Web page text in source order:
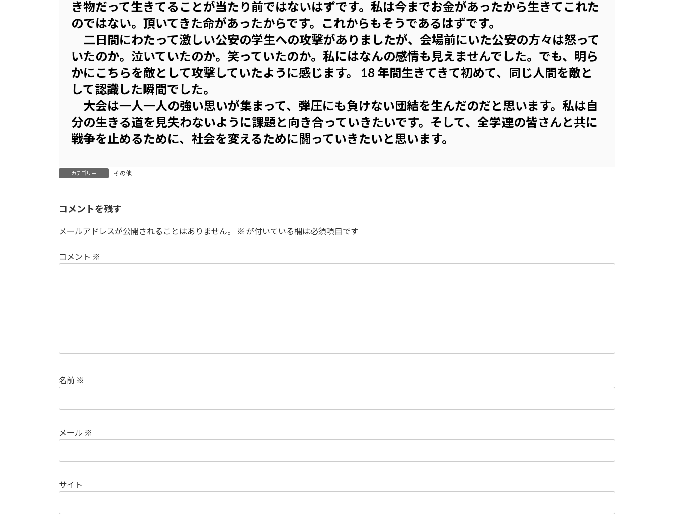
き物だって生きてることが当たり前ではないはずです。私は今までお金があったから生きてこれた
のではない。頂いてきた命があったからです。これからもそうであるはずです。
二日間にわたって激しい公安の学生への攻撃がありましたが、会場前にいた公安の方々は怒って
いたのか。泣いていたのか。笑っていたのか。私にはなんの感情も見えませんでした。でも、明ら
かにこちらを敵として攻撃していたように感じます。 18 年間生きてきて初めて、同じ人間を敵と
して認識した瞬間でした。
大会は一人一人の強い思いが集まって、弾圧にも負けない団結を生んだのだと思います。私は自
分の生きる道を見失わないように課題と向き合っていきたいです。そして、全学連の皆さんと共に
戦争を止めるために、社会を変えるために闘っていきたいと思います。
カテゴリー その他
コメントを残す
メールアドレスが公開されることはありません。 ※ が付いている欄は必須項目です
コメント ※
名前 ※
メール ※
サイト